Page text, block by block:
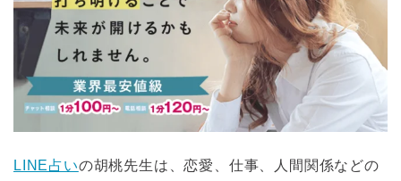
LINE占いの胡桃先生は、恋愛、仕事、人間関係などの